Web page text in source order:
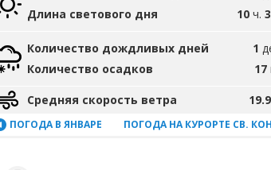
Длина светового дня
10 ч.
Количество дождливых дней
Количество осадков
1
17
Средняя скорость ветра 19.9
ПОГОДА В ЯНВАРЕ ПОГОДА НА КУРОРТЕ СВ.